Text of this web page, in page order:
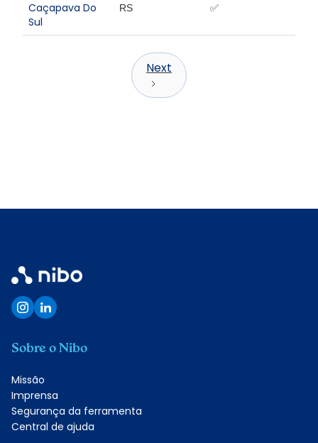
Caçapava Do
Sul
RS ✅
Next
Sobre o Nibo
Missão
Imprensa
Segurança da ferramenta
Central de ajuda